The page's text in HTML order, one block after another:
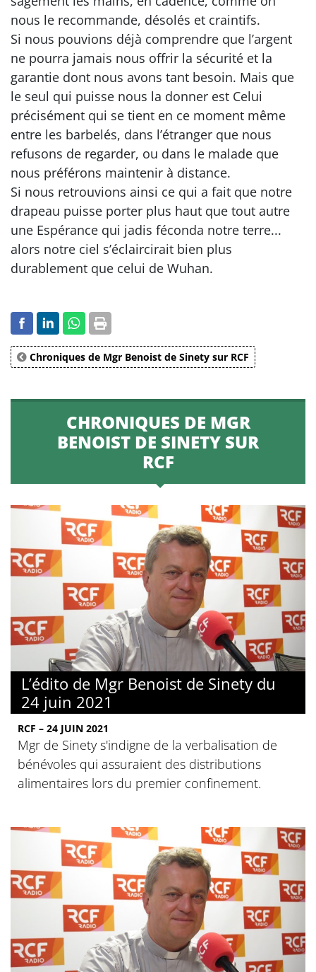
nous le recommande, désolés et craintifs.
Si nous pouvions déjà comprendre que l’argent
ne pourra jamais nous offrir la sécurité et la
garantie dont nous avons tant besoin. Mais que
le seul qui puisse nous la donner est Celui
précisément qui se tient en ce moment même
entre les barbelés, dans l’étranger que nous
refusons de regarder, ou dans le malade que
nous préférons maintenir à distance.
Si nous retrouvions ainsi ce qui a fait que notre
drapeau puisse porter plus haut que tout autre
une Espérance qui jadis féconda notre terre...
alors notre ciel s’éclaircirait bien plus
durablement que celui de Wuhan.
Chroniques de Mgr Benoist de Sinety sur RCF
CHRONIQUES DE MGR
BENOIST DE SINETY SUR
RCF
L’édito de Mgr Benoist de Sinety du
24 juin 2021
RCF – 24 JUIN 2021
Mgr de Sinety s'indigne de la verbalisation de
bénévoles qui assuraient des distributions
alimentaires lors du premier confinement.